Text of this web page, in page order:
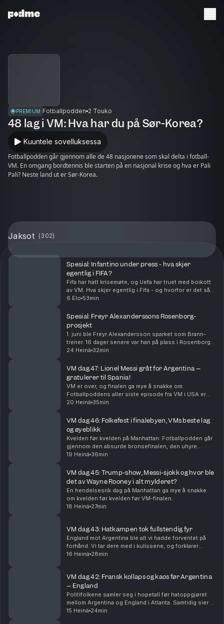
PREMIUM Fotballpodden 2 Touko
48 lag i VM: Hva har du på Sør-Korea?
Kuuntele sovelluksessa
Fotballpodden går gjennom alle de 48 nasjonene som skal delta i fotball-
VM. En omgang bordtennis ble starten på en nasjonal krise og hva er Pali
Pali? Neste land ut er Sør-Korea.
Jaksot (302)
Spesial: Infantino under press - hva skjer
egentlig i FIFA?
Fifa har hatt krisemøte, og Uefa har truet med boikott
av VM. Hva skjer egentlig i Fifa - og hvorfor er det så
steile fronter?
6 Elo 53min
Spesial: Freyr Alexanderssons Rosenborg-
prosjekt
1. juni ble Freyr Alexandersson sparket som Brann-
trener. 16 dager senere var han på plass i Rosenborg. I
denne episoden snakker Alexandersson om hvordan
24 Heinä 32min
VM dag 47: Lionel Messi gråt for Argentina –
gratulerer til Spania!
VM er over, og finalen ga mye å snakke om.
Fotballpoddens aller siste episode fra VM i USA er
herved servert. Tusen takk for følget!
20 Heinä 35min
VM dag 46: Folkefest i finalebyen, VMs beste lag
og øyeblikk
Kvelden før kvelden på Manhattan: Fotballpodden går
gjennom den absurde bronsefinalen, den uhyre
spennende finalen og VMs beste lag, øyeblikk og
19 Heinä 36min
VM dag 45: Trump-show, Messi-sjokk og hvor ble
det av Wayne Rooney i alt mylderet?
En hendelsesrik dag på Manhattan ga mye å snakke
om kvelden før kvelden før VM-finalen.
18 Heinä 27min
VM dag 43: Hatkampen tok fullstendig fyr
England mot Argentina ble alt vi hadde forventet på
forhånd. Vi tar dere med i kulissene, og forklarer
hvorfor Lionel Messi og Argentina er finaleklare.
16 Heinä 28min
VM dag 42: Fransk kollaps og kaos før Argentina
– England
Politifolkene samler seg i hopetall før hatoppgjøret
mellom Argentina og England i Atlanta. Samtidig sier vi
farvel til Frankrike, og erkjenner at Spania har lurt oss
15 Heinä 24min